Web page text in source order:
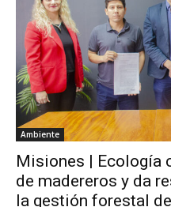
Ambiente
Misiones | Ecología
de madereros y da
la gestión forestal